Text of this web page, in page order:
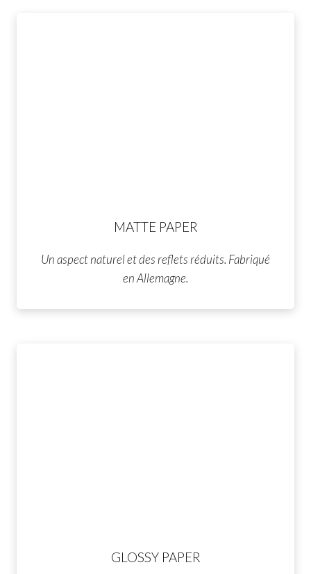
MATTE PAPER
Un aspect naturel et des reflets réduits. Fabriqué
en Allemagne.
GLOSSY PAPER